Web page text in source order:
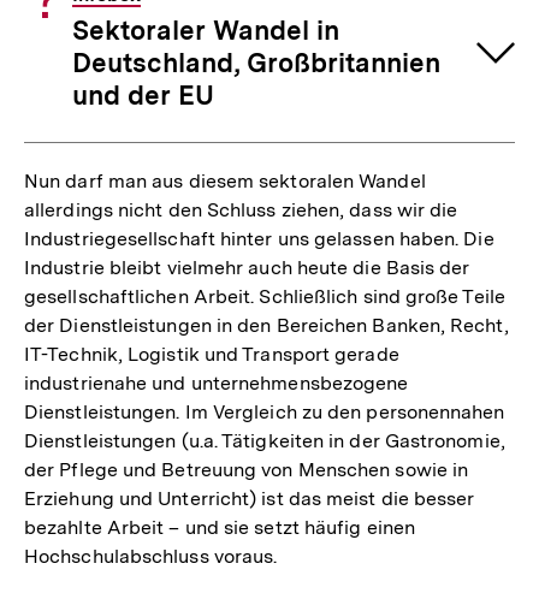
Sektoraler Wandel in
Deutschland, Großbritannien
und der EU
Nun darf man aus diesem sektoralen Wandel
allerdings nicht den Schluss ziehen, dass wir die
Industriegesellschaft hinter uns gelassen haben. Die
Industrie bleibt vielmehr auch heute die Basis der
gesellschaftlichen Arbeit. Schließlich sind große Teile
der Dienstleistungen in den Bereichen Banken, Recht,
IT-Technik, Logistik und Transport gerade
industrienahe und unternehmensbezogene
Dienstleistungen. Im Vergleich zu den personennahen
Dienstleistungen (u.a. Tätigkeiten in der Gastronomie,
der Pflege und Betreuung von Menschen sowie in
Erziehung und Unterricht) ist das meist die besser
bezahlte Arbeit – und sie setzt häufig einen
Hochschulabschluss voraus.